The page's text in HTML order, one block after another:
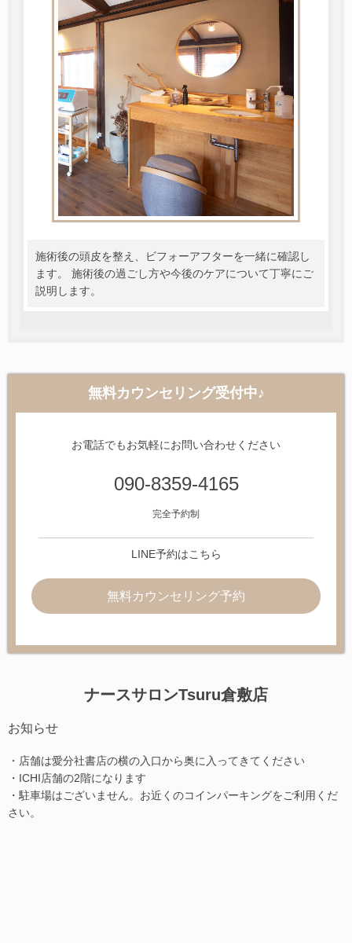
施術後の頭皮を整え、ビフォーアフターを一緒に確認し
ます。 施術後の過ごし方や今後のケアについて丁寧にご
説明します。
無料カウンセリング受付中♪
お電話でもお気軽にお問い合わせください
090-8359-4165
完全予約制
LINE予約はこちら
無料カウンセリング予約
ナースサロンTsuru倉敷店
お知らせ
・店舗は愛分社書店の横の入口から奥に入ってきてください
・ICHI店舗の2階になります
・駐車場はございません。お近くのコインパーキングをご利用くだ
さい。